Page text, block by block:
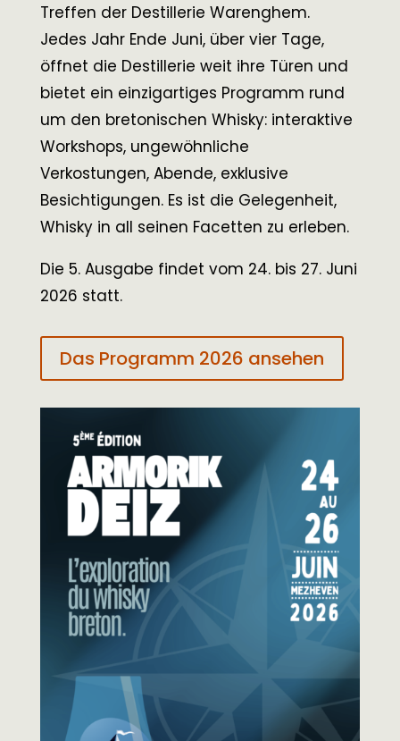
Treffen der Destillerie Warenghem.
Jedes Jahr Ende Juni, über vier Tage,
öffnet die Destillerie weit ihre Türen und
bietet ein einzigartiges Programm rund
um den bretonischen Whisky: interaktive
Workshops, ungewöhnliche
Verkostungen, Abende, exklusive
Besichtigungen. Es ist die Gelegenheit,
Whisky in all seinen Facetten zu erleben.
Die 5. Ausgabe findet vom 24. bis 27. Juni
2026 statt.
Das Programm 2026 ansehen